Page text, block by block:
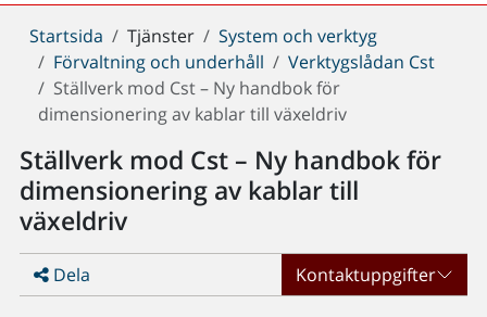
Du
är
här:
Startsida Tjänster
System och verktyg
Förvaltning och underhåll
Verktygslådan Cst
Ställverk mod Cst – Ny handbok för
dimensionering av kablar till växeldriv
Ställverk mod Cst – Ny handbok för
dimensionering av kablar till
växeldriv
Dela Kontaktuppgifter